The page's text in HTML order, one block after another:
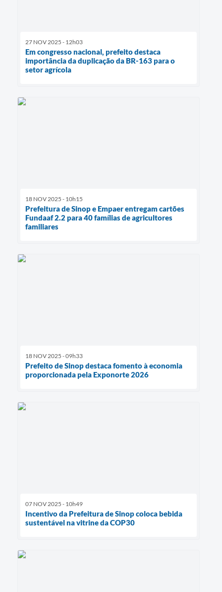
27 NOV 2025 - 12h03
Em congresso nacional, prefeito destaca
importância da duplicação da BR-163 para o
setor agrícola
18 NOV 2025 - 10h15
Prefeitura de Sinop e Empaer entregam cartões
Fundaaf 2.2 para 40 famílias de agricultores
familiares
18 NOV 2025 - 09h33
Prefeito de Sinop destaca fomento à economia
proporcionada pela Exponorte 2026
07 NOV 2025 - 10h49
Incentivo da Prefeitura de Sinop coloca bebida
sustentável na vitrine da COP30